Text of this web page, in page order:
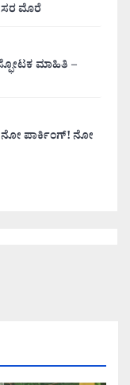
ಮೊರೆ
ಮಾಹಿತಿ –
ನೋ ಪಾರ್ಕಿಂಗ್! ನೋ